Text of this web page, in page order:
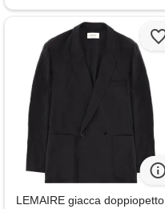
LEMAIRE giacca doppiopetto